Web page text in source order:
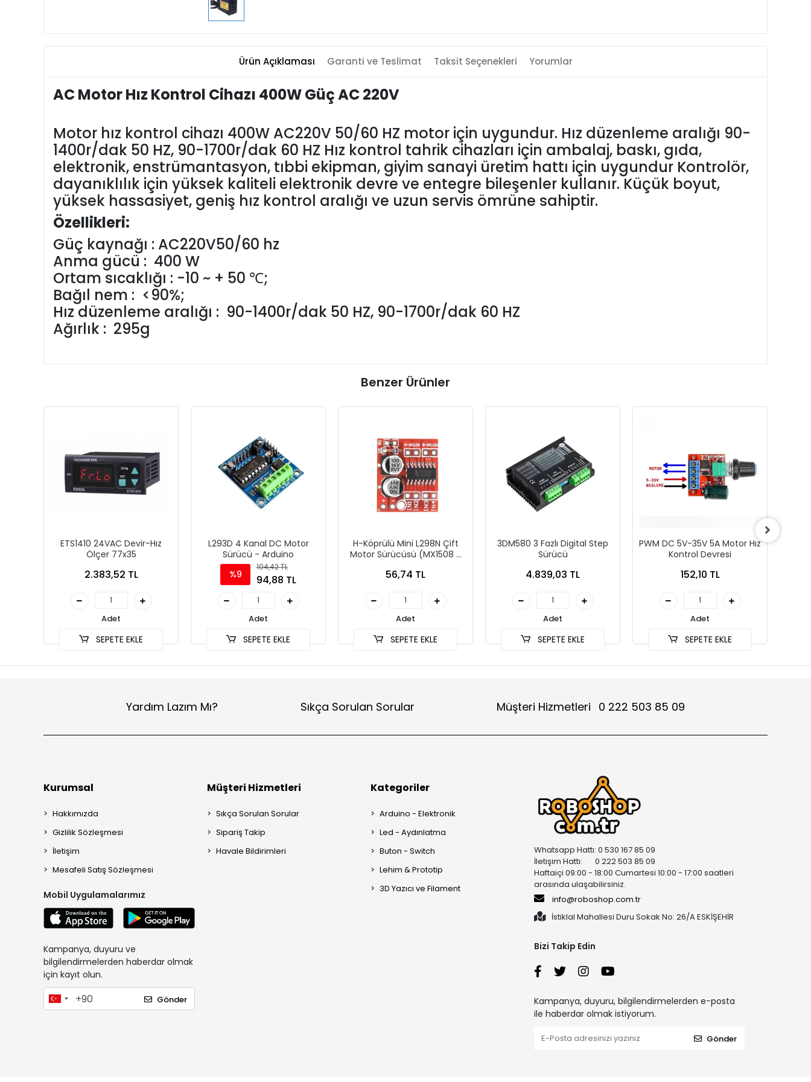
Ürün Açıklaması Garanti ve Teslimat Taksit Seçenekleri Yorumlar
AC Motor Hız Kontrol Cihazı 400W Güç AC 220V
Motor hız kontrol cihazı 400W AC220V 50/60 HZ motor için uygundur. Hız düzenleme aralığı 90-
1400r/dak 50 HZ, 90-1700r/dak 60 HZ Hız kontrol tahrik cihazları için ambalaj, baskı, gıda,
elektronik, enstrümantasyon, tıbbi ekipman, giyim sanayi üretim hattı için uygundur Kontrolör,
dayanıklılık için yüksek kaliteli elektronik devre ve entegre bileşenler kullanır. Küçük boyut,
yüksek hassasiyet, geniş hız kontrol aralığı ve uzun servis ömrüne sahiptir.
Özellikleri:
Güç kaynağı : AC220V50/60 hz
Anma gücü : 400 W
Ortam sıcaklığı : -10 ~ + 50 ℃;
Bağıl nem : <90%;
Hız düzenleme aralığı : 90-1400r/dak 50 HZ, 90-1700r/dak 60 HZ
Ağırlık : 295g
Benzer Ürünler
ETS1410 24VAC Devir-Hız
Ölçer 77x35
2.383,52 TL
Adet
SEPETE EKLE
L293D 4 Kanal DC Motor
Sürücü - Arduino
%9
104,42 TL
94,88 TL
Adet
SEPETE EKLE
H-Köprülü Mini L298N Çift
Motor Sürücüsü (MX1508 H
56,74 TL
Adet
SEPETE EKLE
3DM580 3 Fazlı Digital Step
Sürücü
4.839,03 TL
Adet
SEPETE EKLE
PWM DC 5V-35V 5A Motor Hız
Kontrol Devresi
152,10 TL
Adet
SEPETE EKLE
Yardım Lazım Mı? Sıkça Sorulan Sorular Müşteri Hizmetleri 0 222 503 85 09
Kurumsal
Hakkımızda
Gizlilik Sözleşmesi
İletişim
Mesafeli Satış Sözleşmesi
Mobil Uygulamalarımız
Kampanya, duyuru ve
bilgilendirmelerden haberdar olmak
için kayıt olun.
Gönder
Müşteri Hizmetleri
Sıkça Sorulan Sorular
Sipariş Takip
Havale Bildirimleri
Kategoriler
Arduino - Elektronik
Led - Aydınlatma
Buton - Switch
Lehim & Prototip
3D Yazıcı ve Filament
Whatsapp Hattı: 0 530 167 85 09
İletişim Hattı: 0 222 503 85 09
Haftaiçi 09:00 - 18:00 Cumartesi 10:00 - 17:00 saatleri
arasında ulaşabilirsiniz.
info@roboshop.com.tr
İstiklal Mahallesi Duru Sokak No: 26/A ESKİŞEHİR
Bizi Takip Edin
Kampanya, duyuru, bilgilendirmelerden e-posta
ile haberdar olmak istiyorum.
Gönder